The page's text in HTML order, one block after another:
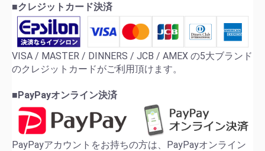
■クレジットカード決済
VISA / MASTER / DINNERS / JCB / AMEX の5大ブランド
のクレジットカードがご利用頂けます。
■PayPayオンライン決済
PayPayアカウントをお持ちの方は、PayPayオンライン